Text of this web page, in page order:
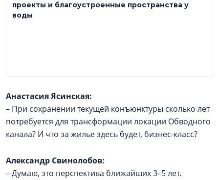
проекты и благоустроенные пространства у
воды
Анастасия Ясинская:
– При сохранении текущей конъюнктуры сколько лет
потребуется для трансформации локации Обводного
канала? И что за жилье здесь будет, бизнес-класс?
Александр Свинолобов:
– Думаю, это перспектива ближайших 3–5 лет.